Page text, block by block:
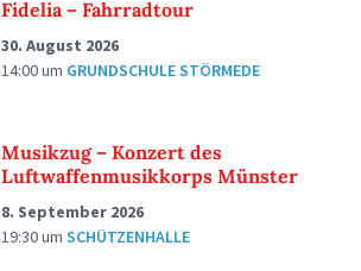
Fidelia – Fahrradtour
30. August 2026
14:00um GRUNDSCHULE STÖRMEDE
Musikzug – Konzert des
Luftwaffenmusikkorps Münster
8. September 2026
19:30um SCHÜTZENHALLE